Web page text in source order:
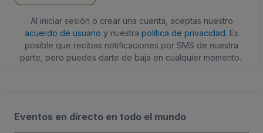
Al iniciar sesión o crear una cuenta, aceptas nuestro
acuerdo de usuario y nuestra política de privacidad. Es
posible que recibas notificaciones por SMS de nuestra
parte, pero puedes darte de baja en cualquier momento.
Eventos en directo en todo el mundo